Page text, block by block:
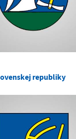
republiky